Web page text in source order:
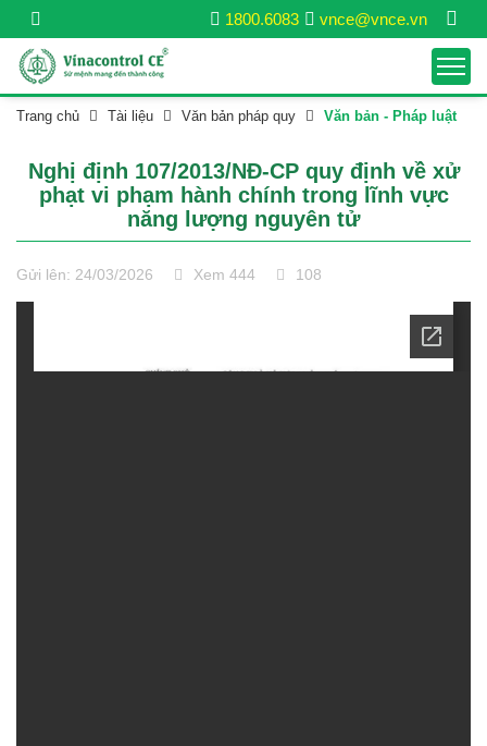
vnce@vnce.vn
1800.6083
Trang chủ Tài liệu Văn bản pháp quy Văn bản - Pháp luật
Nghị định 107/2013/NĐ-CP quy định về xử
phạt vi phạm hành chính trong lĩnh vực
năng lượng nguyên tử
Gửi lên: 24/03/2026 Xem 444 108